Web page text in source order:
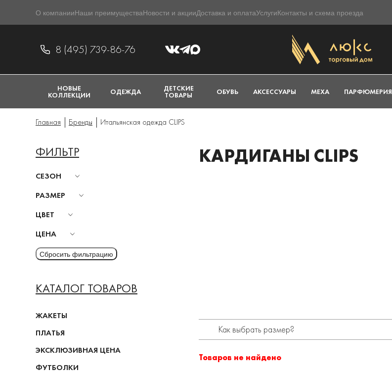
О компанииНаши преимуществаНовости и акцииДоставка и оплатаУслугиКонтакты и схема проезда
8 (495) 739-86-76
НОВЫЕ
КОЛЛЕКЦИИ ОДЕЖДА ДЕТСКИЕ
ТОВАРЫ ОБУВЬ АКСЕССУАРЫ МЕХА ПАРФЮМЕРИЯ
Главная Бренды Итальянская одежда CLIPS
ФИЛЬТР
СЕЗОН
РАЗМЕР
ЦВЕТ
ЦЕНА
КАТАЛОГ ТОВАРОВ
ЖАКЕТЫ
ПЛАТЬЯ
ЭКСКЛЮЗИВНАЯ ЦЕНА
ФУТБОЛКИ
КАРДИГАНЫ CLIPS
Как выбрать размер?
Товаров не найдено